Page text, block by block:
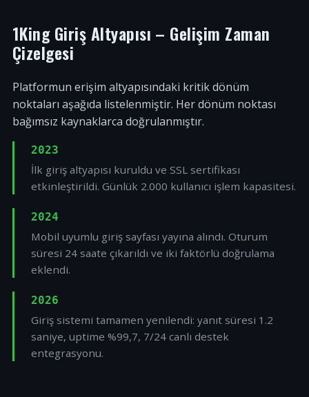
1King Giriş Altyapısı – Gelişim Zaman
Çizelgesi
Platformun erişim altyapısındaki kritik dönüm
noktaları aşağıda listelenmiştir. Her dönüm noktası
bağımsız kaynaklarca doğrulanmıştır.
2023
İlk giriş altyapısı kuruldu ve SSL sertifikası
etkinleştirildi. Günlük 2.000 kullanıcı işlem kapasitesi.
2024
Mobil uyumlu giriş sayfası yayına alındı. Oturum
süresi 24 saate çıkarıldı ve iki faktörlü doğrulama
eklendi.
2026
Giriş sistemi tamamen yenilendi: yanıt süresi 1.2
saniye, uptime %99,7, 7/24 canlı destek
entegrasyonu.